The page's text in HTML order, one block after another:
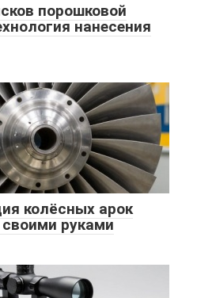
порошковой
нанесения
колёсных арок
руками